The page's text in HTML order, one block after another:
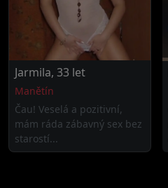
Jarmila, 33 let
Manětín
Čau! Veselá a pozitivní,
mám ráda zábavný sex bez
starostí...